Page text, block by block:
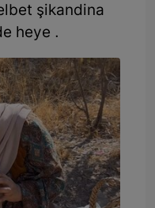
şikandina
heye .